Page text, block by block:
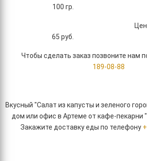
100 гр.
65 руб.
Чтобы сделать заказ позвоните нам
189-08-88
Вкусный "Салат из капусты и зеленого
дом или офис в Артеме от кафе-пекарни
Закажите доставку еды по телефону